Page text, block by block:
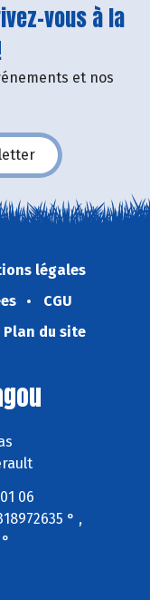
vous à la
et nos
légales
CGU
Plan du site
06
° ,